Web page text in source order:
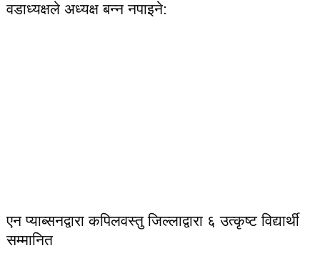
वडाध्यक्षले अध्यक्ष बन्न नपाइने:
एन प्याब्सनद्वारा कपिलवस्तु जिल्लाद्वारा ६ उत्कृष्ट विद्यार्थी
सम्मानित